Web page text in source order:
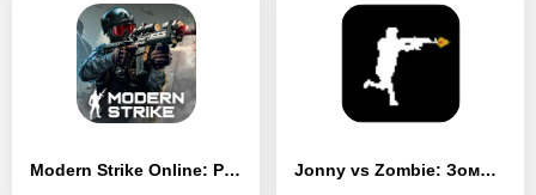
Modern Strike Online: PvP FPS - [MOD Много денег] Jonny vs Zombie: Зомби шутер - [MOD Бесконечные монеты]